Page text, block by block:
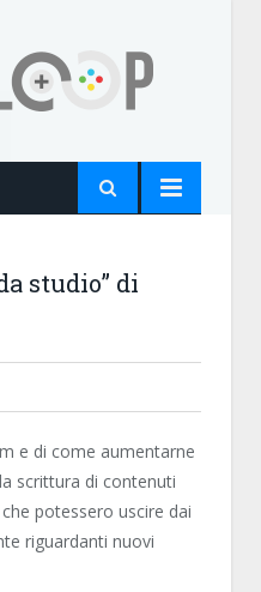
studio” di
e di come aumentarne
scrittura di contenuti
potessero uscire dai
riguardanti nuovi